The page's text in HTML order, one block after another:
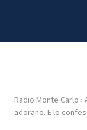
HOME
Radio Monte Carlo ›
adorano. E lo